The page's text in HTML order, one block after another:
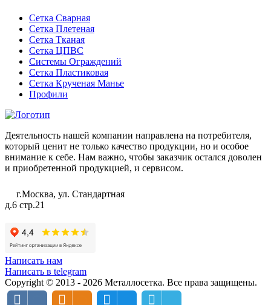
Сетка Сварная
Сетка Плетеная
Сетка Тканая
Сетка ЦПВС
Системы Ограждений
Сетка Пластиковая
Сетка Крученая Манье
Профили
Деятельность нашей компании направлена на потребителя,
который ценит не только качество продукции, но и особое
внимание к себе. Нам важно, чтобы заказчик остался доволен
и приобретенной продукцией, и сервисом.
г.Москва, ул. Стандартная
д.6 стр.21
Написать нам
Написать в telegram
Copyright © 2013 - 2026 Металлосетка. Все права защищены.